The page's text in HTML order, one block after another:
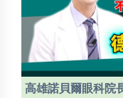
高雄諾貝爾眼科院